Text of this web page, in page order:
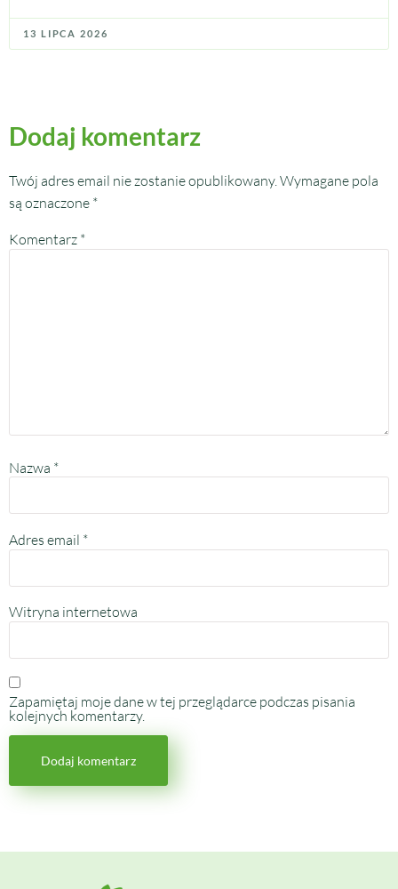
13 LIPCA 2026
Dodaj komentarz
Twój adres email nie zostanie opublikowany. Wymagane pola
są oznaczone *
Komentarz *
Nazwa *
Adres email *
Witryna internetowa
Zapamiętaj moje dane w tej przeglądarce podczas pisania
kolejnych komentarzy.